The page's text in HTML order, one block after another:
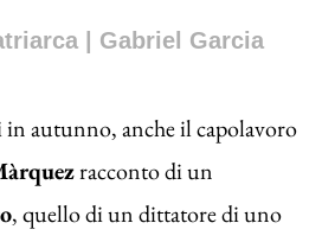
| Gabriel Garcia
autunno, anche il capolavoro
racconto di un
, quello di un dittatore di uno